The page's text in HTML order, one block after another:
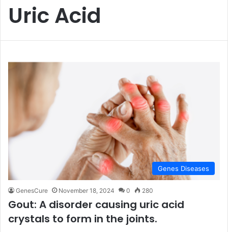
Uric Acid
Genes Diseases
GenesCure November 18, 2024 0 280
Gout: A disorder causing uric acid
crystals to form in the joints.